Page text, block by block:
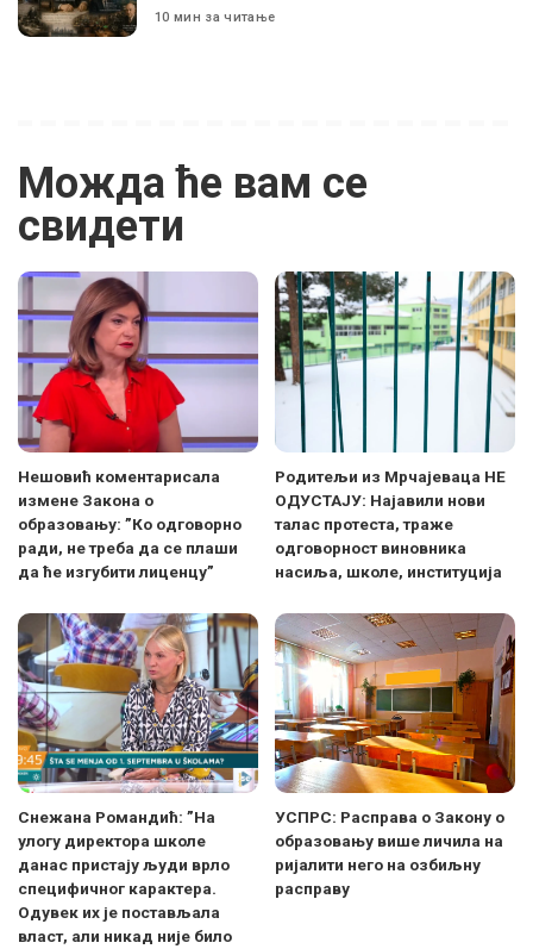
10 мин за читање
Можда ће вам се
свидети
Нешовић коментарисала
измене Закона о
образовању: ”Ко одговорно
ради, не треба да се плаши
да ће изгубити лиценцу”
Родитељи из Мрчајеваца НЕ
ОДУСТАЈУ: Најавили нови
талас протеста, траже
одговорност виновника
насиља, школе, институција
Снежана Романдић: ”На
улогу директора школе
данас пристају људи врло
специфичног карактера.
Одувек их је постављала
власт, али никад није било
УСПРС: Расправа о Закону о
образовању више личила на
ријалити него на озбиљну
расправу